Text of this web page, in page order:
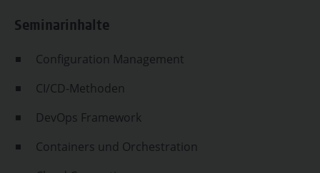
Seminarinhalte
Configuration Management
CI/CD-Methoden
DevOps Framework
Containers und Orchestration